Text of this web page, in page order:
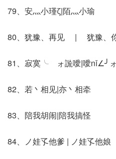
79、安灬小瑾ζ|陌灬小瑜
80、犹豫、再见 | 犹豫、
81、寂寞╰ゝォ詤噯|噯nǐ∠╯
82、若丶相见|亦丶相牵
83、陪我胡闹|陪我搞怪
84、ノ娃孓他爹 | ノ娃孓他娘